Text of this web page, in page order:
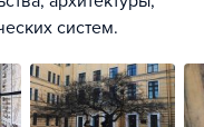
систем.